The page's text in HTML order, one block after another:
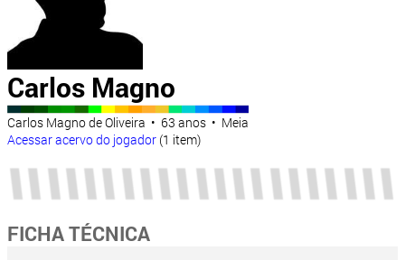
Carlos Magno
Carlos Magno de Oliveira • 63 anos • Meia
Acessar acervo do jogador (1 item)
FICHA TÉCNICA